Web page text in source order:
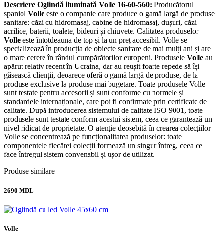
Descriere Oglindă iluminată Volle 16-60-560: Producătorul
spaniol Volle este o companie care produce o gamă largă de produse
sanitare: căzi cu hidromasaj, cabine de hidromasaj, dușuri, căzi
acrilice, baterii, toalete, bideuri și chiuvete. Calitatea produselor
Volle este întotdeauna de top și la un preț accesibil. Volle se
specializează în producția de obiecte sanitare de mai mulți ani și are
o mare cerere în rândul cumpărătorilor europeni. Produsele Volle au
apărut relativ recent în Ucraina, dar au reușit foarte repede să își
găsească clienții, deoarece oferă o gamă largă de produse, de la
produse exclusive la produse mai bugetare. Toate produsele Volle
sunt testate pentru accesorii și sunt conforme cu normele și
standardele internaționale, care pot fi confirmate prin certificate de
calitate. După introducerea sistemului de calitate ISO 9001, toate
produsele sunt testate conform acestui sistem, ceea ce garantează un
nivel ridicat de proprietate. O atenție deosebită în crearea colecțiilor
Volle se concentrează pe funcționalitatea produselor: toate
componentele fiecărei colecții formează un singur întreg, ceea ce
face întregul sistem convenabil și ușor de utilizat.
Produse similare
2690 MDL
Volle